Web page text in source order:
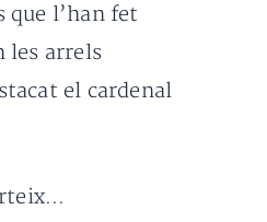
l’han fet
les arrels
el cardenal